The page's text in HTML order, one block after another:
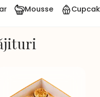
Mousse